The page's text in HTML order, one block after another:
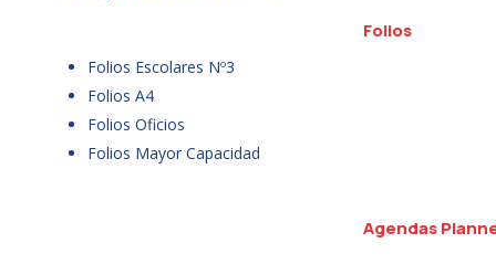
Folios
Folios Escolares Nº3
Folios A4
Folios Oficios
Folios Mayor Capacidad
Agendas